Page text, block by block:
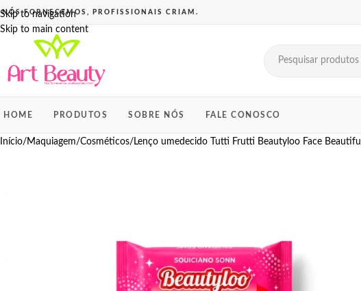
Skip to navigation
Skip to main content
HOME PRODUTOS SOBRE NÓS FALE CONOSCO
Início Maquiagem Cosméticos Lenço umedecido Tutti Frutti Beautyloo Face Beautiful